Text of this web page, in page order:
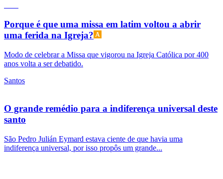
Porque é que uma missa em latim voltou a abrir
uma ferida na Igreja?
Modo de celebrar a Missa que vigorou na Igreja Católica por 400
anos volta a ser debatido.
Santos
O grande remédio para a indiferença universal deste
santo
São Pedro Julián Eymard estava ciente de que havia uma
indiferença universal, por isso propôs um grande...